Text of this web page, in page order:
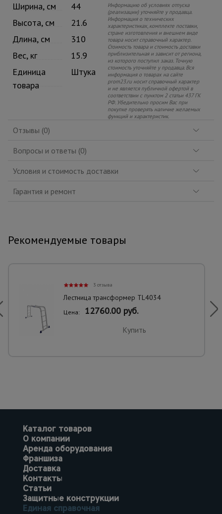
Ширина, см
44
Высота, см
21.6
Длина, см
310
Вес, кг
15.9
Единица
товара
Штука
Информацию об условиях отпуска
(реализации) уточняйте у продавца.
Информация о технических
характеристиках, комплекте поставки,
стране изготовления и внешнем виде
товара носит справочный характер.
Стоимость товара и стоимость доставки
приблизительная и зависит от региона,
из которого поступил заказ. Точную
стоимость уточняйте у продавца. Вся
информация о товарах на сайте
prom23.ru носит справочный характер
и не является публичной офертой в
соответствии с пунктом 2 статьи 437 ГК
РФ. Убедительно просим Вас при
покупке проверять наличие желаемых
функций и характеристик.
Отзывы (0)
Вопросы и ответы (0)
Условия и стоимость доставки
Гарантия и ремонт
Рекомендуемые товары
3 отзыва
Лестница трансформер TL4034
Цена: 12760.00 руб.
Купить
Каталог товаров
О компании
Аренда оборудования
Франшиза
Доставка
Контакты
Статьи
Защитные конструкции
Единая справочная